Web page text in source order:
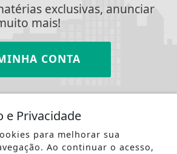
exclusivas, anunciar
mais!
CONTA
Nova Rádio :::
e Privacidade
para melhorar sua
Ao continuar o acesso,